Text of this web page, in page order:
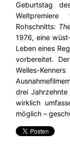
Geburtstag
Rohschnitts:
1976, eine
Leben eines
vorbereitet.
Welles-
drei
wirklich
möglich –